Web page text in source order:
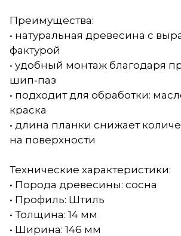
Преимущества:
• натуральная древесина с
фактурой
• удобный монтаж благодаря
шип‑паз
• подходит для обработки:
краска
• длина планки снижает
на поверхности
Технические характеристики:
• Порода древесины: сосна
• Профиль: Штиль
• Толщина: 14 мм
• Ширина: 146 мм